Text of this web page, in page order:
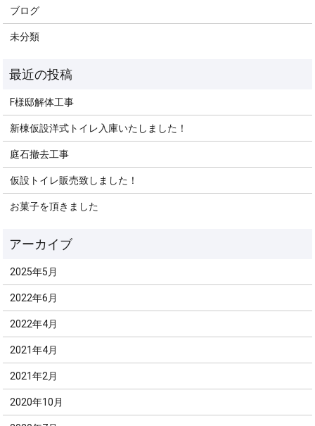
ブログ
未分類
F様邸解体工事
新棟仮設洋式トイレ入庫いたしました！
庭石撤去工事
仮設トイレ販売致しました！
お菓子を頂きました
2025年5月
2022年6月
2022年4月
2021年4月
2021年2月
2020年10月